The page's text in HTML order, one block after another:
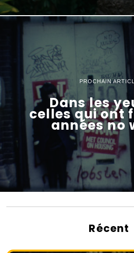
PROCHAIN
Dans les
celles qui ont
années no
Récent